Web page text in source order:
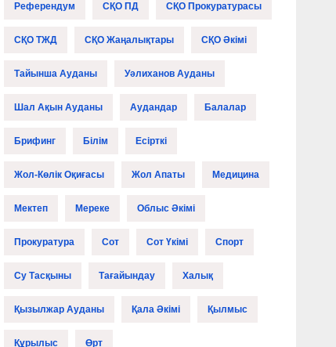
Референдум СҚО ПД СҚО Прокуратурасы
СҚО ТЖД СҚО Жаңалықтары СҚО Әкімі
Тайынша Ауданы Уәлиханов Ауданы
Шал Ақын Ауданы Аудандар Балалар
Брифинг Білім Есірткі
Жол-Көлік Оқиғасы Жол Апаты Медицина
Мектеп Мереке Облыс Әкімі
Прокуратура Сот Сот Үкімі Спорт
Су Тасқыны Тағайындау Халық
Қызылжар Ауданы Қала Әкімі Қылмыс
Құрылыс Өрт